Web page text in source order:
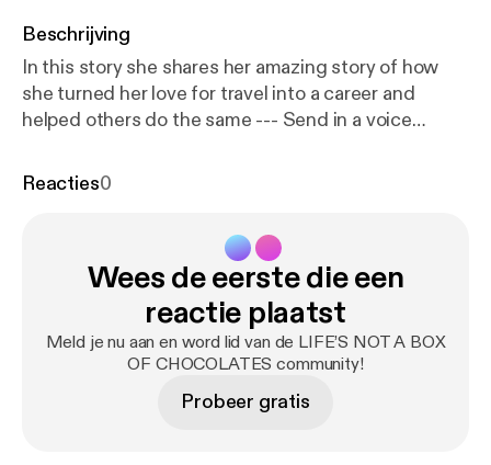
Beschrijving
In this story she shares her amazing story of how
she turned her love for travel into a career and
helped others do the same --- Send in a voice
Reacties0
Wees de eerste die een
reactie plaatst
Meld je nu aan en word lid van de LIFE’S NOT A BOX
OF CHOCOLATES community!
Probeer gratis